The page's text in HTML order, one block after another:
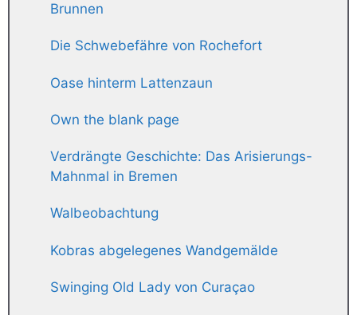
Brunnen
Die Schwebefähre von Rochefort
Oase hinterm Lattenzaun
Own the blank page
Verdrängte Geschichte: Das Arisierungs-
Mahnmal in Bremen
Walbeobachtung
Kobras abgelegenes Wandgemälde
Swinging Old Lady von Curaçao